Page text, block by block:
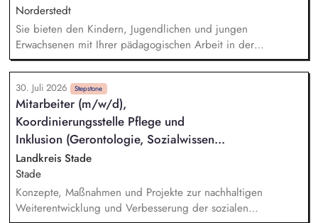
Norderstedt
Sie bieten den Kindern, Jugendlichen und jungen
Erwachsenen mit Ihrer pädagogischen Arbeit in der
Wohngruppe ein sicheres Zuhause. Einzel- und
Gruppenaktivitäten aber auch Ausflüge werden von Ihnen
mitgeplant, organisiert und auch durchgeführt. Bei der
Hilfeplanung wirken Sie mit und arbeiten eng mit
Fallzuständigen und Fachkräften der Jugendämter sowie
weiteren in den Entwicklungsprozess einbezogenen Personen
zusammen. Sie führen Kennenlerngespräche und beteiligen
sich aktiv am Aufnahmeprozess.
30. Juli 2026 Stepstone
Mitarbeiter (m/w/d),
Koordinierungsstelle Pflege und
Inklusion (Gerontologie, Sozialwissen...
Landkreis Stade
Stade
Konzepte, Maßnahmen und Projekte zur nachhaltigen
Weiterentwicklung und Verbesserung der sozialen